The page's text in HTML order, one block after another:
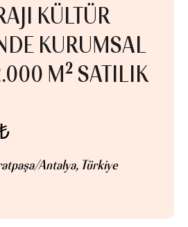
KÜLTÜR
KURUMSAL
M² SATILIK
Antalya, Türkiye